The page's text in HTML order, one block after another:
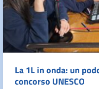
La 1L in onda: un
concorso UNESCO